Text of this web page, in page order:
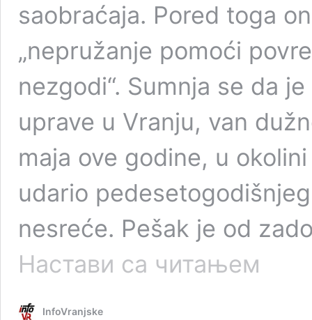
saobraćaja. Pored toga
„nepružanje pomoći
nezgodi“. Sumnja se da
uprave u Vranju, van
maja ove godine, u
udario
nesreće. Pešak je od
Настави са читањем
InfoVranjske